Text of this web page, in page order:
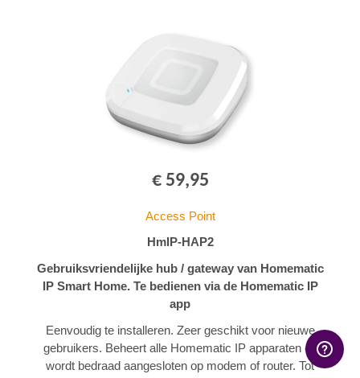
€ 59,95
Access Point
HmIP-HAP2
Gebruiksvriendelijke hub / gateway van Homematic
IP Smart Home. Te bedienen via de Homematic IP
app
Eenvoudig te installeren. Zeer geschikt voor nieuwe
gebruikers. Beheert alle Homematic IP apparaten en
wordt bedraad aangesloten op modem of router. Tot